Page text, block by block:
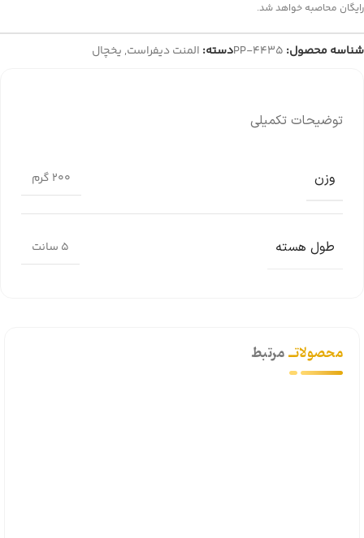
رایگان محاصبه خواهد شد.
شناسه محصول: PP-4435دسته: المنت دیفراست, یخچال
توضیحات تکمیلی
وزن 200 گرم
طول هسته 5 سانت
محصولاتــمرتبط